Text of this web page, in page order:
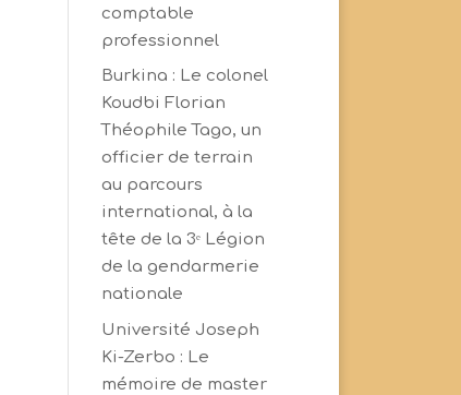
comptable
professionnel
Burkina : Le colonel
Koudbi Florian
Théophile Tago, un
officier de terrain
au parcours
international, à la
tête de la 3ᵉ Légion
de la gendarmerie
nationale
Université Joseph
Ki-Zerbo : Le
mémoire de master